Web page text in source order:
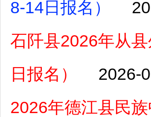
8-14日报名）
石阡县2026年从
日报名）
2026-
2026年德江县民